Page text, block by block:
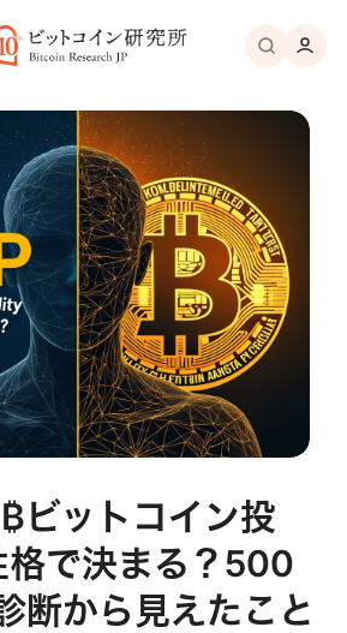
ットコイン投
格で決まる？500
断から見えたこと